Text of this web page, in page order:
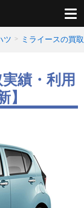
ツ ミライースの買
績・利用